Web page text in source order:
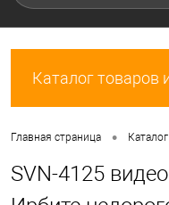
Каталог товаров
Главная страница •
SVN-4125